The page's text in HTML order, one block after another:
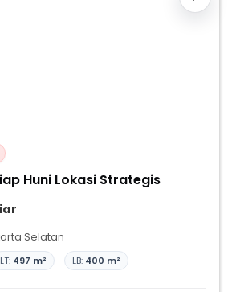
Huni Lokasi Strategis
Selatan
LT: 497 m² LB: 400 m²